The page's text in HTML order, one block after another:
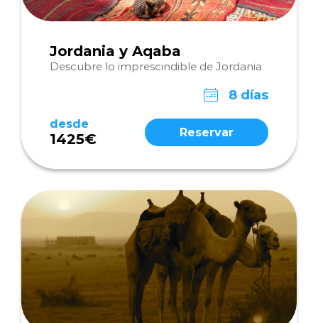
Jordania y Aqaba
Descubre lo imprescindible de Jordania
8 días
desde
1425€ Reservar